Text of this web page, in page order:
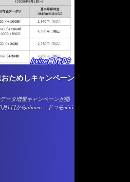
ためしキャンペーン
ータ増量キャンペーンが開
1日からahamo、ドコモmini